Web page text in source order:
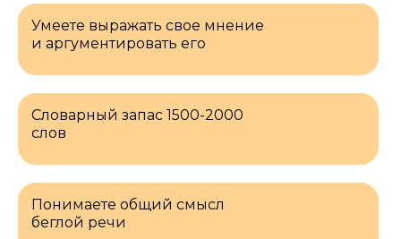
Словарный запас 1500-2000
слов
Понимаете общий смысл
беглой речи
Умеете выражать свое мнение
и аргументировать его